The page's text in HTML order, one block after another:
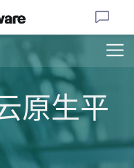
原生平